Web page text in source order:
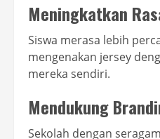
Meningkatkan
Siswa merasa lebih
mengenakan jersey
mereka sendiri.
Mendukung
Sekolah dengan